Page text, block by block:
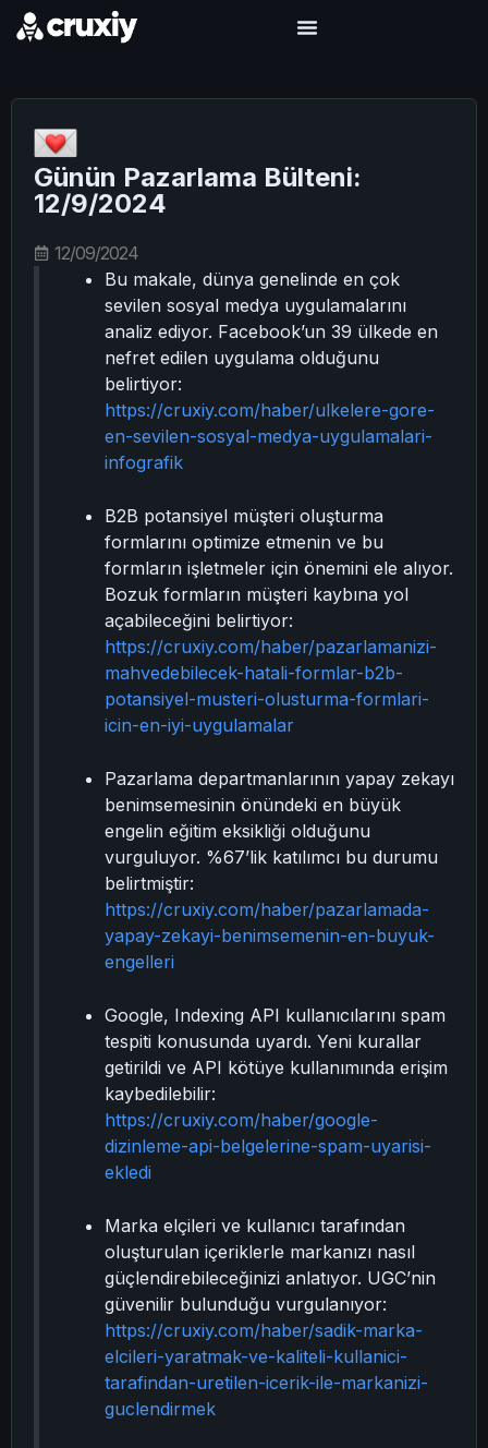
Günün Pazarlama Bülteni:
12/9/2024
12/09/2024
Bu makale, dünya genelinde en çok
sevilen sosyal medya uygulamalarını
analiz ediyor. Facebook’un 39 ülkede en
nefret edilen uygulama olduğunu
belirtiyor:
https://cruxiy.com/haber/ulkelere-gore-
en-sevilen-sosyal-medya-uygulamalari-
infografik
B2B potansiyel müşteri oluşturma
formlarını optimize etmenin ve bu
formların işletmeler için önemini ele alıyor.
Bozuk formların müşteri kaybına yol
açabileceğini belirtiyor:
https://cruxiy.com/haber/pazarlamanizi-
mahvedebilecek-hatali-formlar-b2b-
potansiyel-musteri-olusturma-formlari-
icin-en-iyi-uygulamalar
Pazarlama departmanlarının yapay zekayı
benimsemesinin önündeki en büyük
engelin eğitim eksikliği olduğunu
vurguluyor. %67’lik katılımcı bu durumu
belirtmiştir:
https://cruxiy.com/haber/pazarlamada-
yapay-zekayi-benimsemenin-en-buyuk-
engelleri
Google, Indexing API kullanıcılarını spam
tespiti konusunda uyardı. Yeni kurallar
getirildi ve API kötüye kullanımında erişim
kaybedilebilir:
https://cruxiy.com/haber/google-
dizinleme-api-belgelerine-spam-uyarisi-
ekledi
Marka elçileri ve kullanıcı tarafından
oluşturulan içeriklerle markanızı nasıl
güçlendirebileceğinizi anlatıyor. UGC’nin
güvenilir bulunduğu vurgulanıyor:
https://cruxiy.com/haber/sadik-marka-
elcileri-yaratmak-ve-kaliteli-kullanici-
tarafindan-uretilen-icerik-ile-markanizi-
guclendirmek